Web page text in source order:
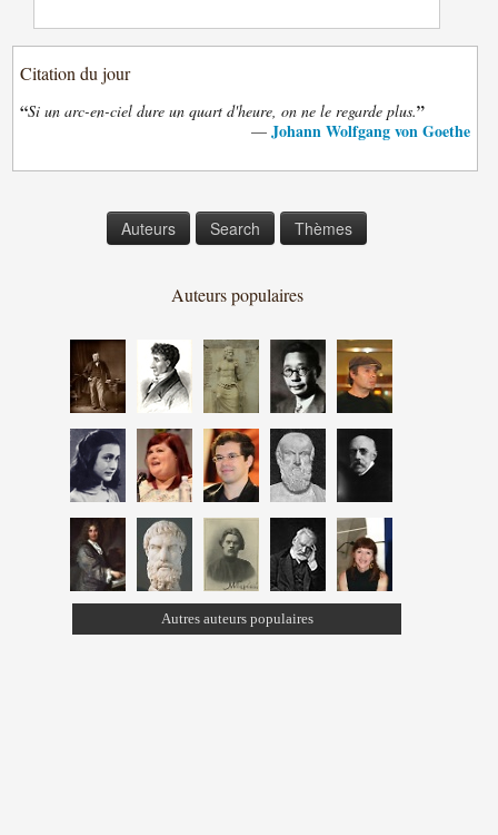
Citation du jour
“Si un arc-en-ciel dure un quart d'heure, on ne le regarde plus.”
— Johann Wolfgang von Goethe
Auteurs Search Thèmes
Auteurs populaires
Autres auteurs populaires